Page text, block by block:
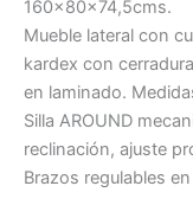
160x80x74,5cms.
Mueble lateral con
kardex con
en laminado.
Silla AROUND
reclinación, ajuste
Brazos regulables